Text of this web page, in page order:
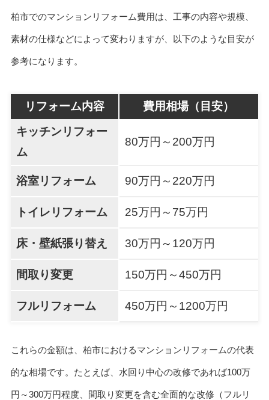
柏市でのマンションリフォーム費用は、工事の内容や規模、
素材の仕様などによって変わりますが、以下のような目安が
参考になります。
リフォーム内容
費用相場（目安）
キッチンリフォー
ム
80万円～200万円
浴室リフォーム 90万円～220万円
トイレリフォーム 25万円～75万円
床・壁紙張り替え 30万円～120万円
間取り変更 150万円～450万円
フルリフォーム 450万円～1200万円
これらの金額は、柏市におけるマンションリフォームの代表
的な相場です。たとえば、水回り中心の改修であれば100万
円～300万円程度、間取り変更を含む全面的な改修（フルリ